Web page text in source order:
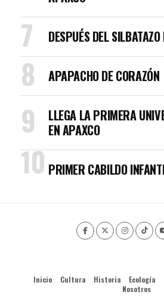
DESPUÉS DEL
APAPACHO DE CORAZÓN
LLEGA LA PRIMERA
EN APAXCO
PRIMER CABILDO
Inicio Cultura Historia Ecología
Nosotros